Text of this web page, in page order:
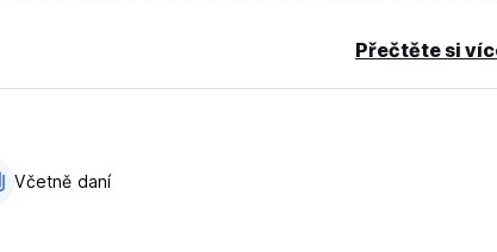
Přečtěte si
Včetně daní